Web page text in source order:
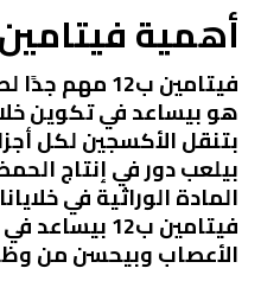
أهمية فيتامين
فيتامين ب12
هو بيساعد في تكوين
بتنقل الأكسجين لكل
بيلعب دور في إنتاج
المادة الوراثية في
فيتامين ب12
الأعصاب وبيحسن من